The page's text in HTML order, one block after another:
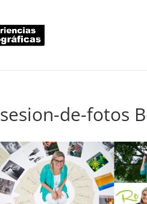
sesion-de-fotos